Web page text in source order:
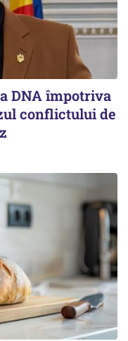
DNA împotriva
conflictului de